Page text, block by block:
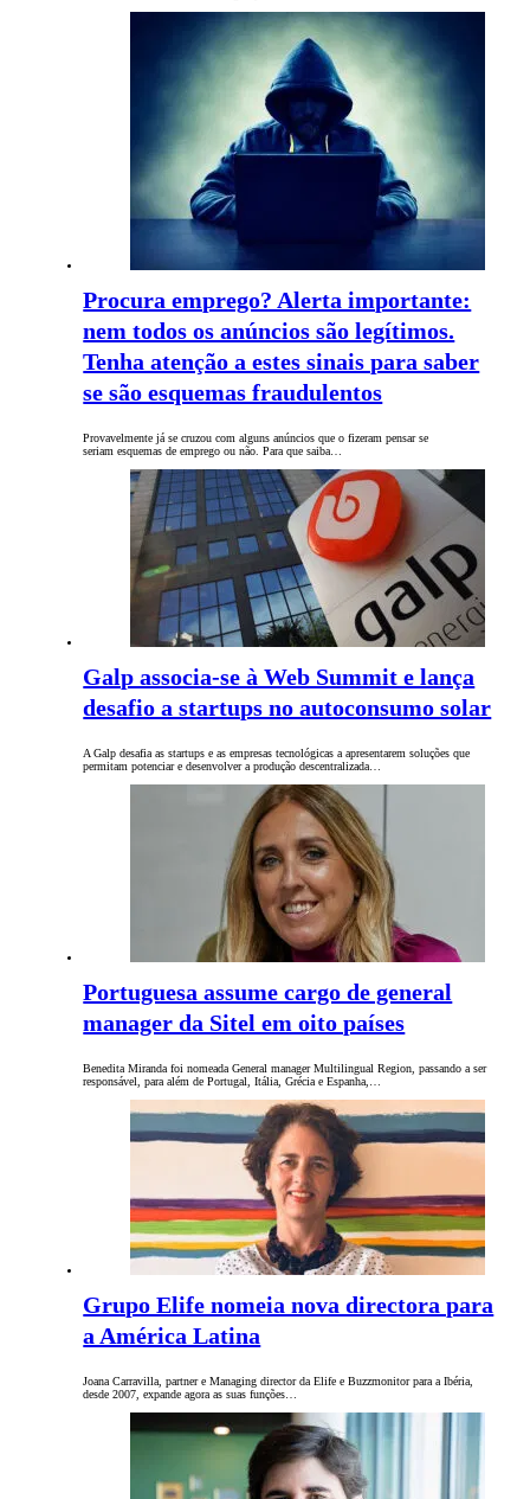
Procura emprego? Alerta importante:
nem todos os anúncios são legítimos.
Tenha atenção a estes sinais para saber
se são esquemas fraudulentos
Provavelmente já se cruzou com alguns anúncios que o fizeram pensar se
seriam esquemas de emprego ou não. Para que saiba…
Galp associa-se à Web Summit e lança
desafio a startups no autoconsumo solar
A Galp desafia as startups e as empresas tecnológicas a apresentarem soluções que
permitam potenciar e desenvolver a produção descentralizada…
Portuguesa assume cargo de general
manager da Sitel em oito países
Benedita Miranda foi nomeada General manager Multilingual Region, passando a ser
responsável, para além de Portugal, Itália, Grécia e Espanha,…
Grupo Elife nomeia nova directora para
a América Latina
Joana Carravilla, partner e Managing director da Elife e Buzzmonitor para a Ibéria,
desde 2007, expande agora as suas funções…